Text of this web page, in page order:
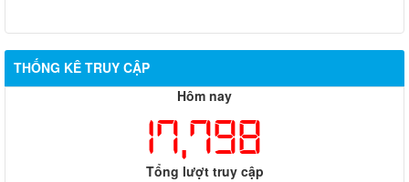
THỐNG KÊ TRUY CẬP
Hôm nay
17,798
Tổng lượt truy cập